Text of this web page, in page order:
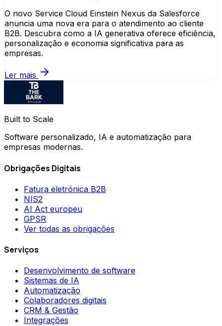
O novo Service Cloud Einstein Nexus da Salesforce
anuncia uma nova era para o atendimento ao cliente
B2B. Descubra como a IA generativa oferece eficiência,
personalização e economia significativa para as
empresas.
Ler mais
Built to Scale
Software personalizado, IA e automatização para
empresas modernas.
Obrigações Digitais
Fatura eletrónica B2B
NIS2
AI Act europeu
GPSR
Ver todas as obrigações
Serviços
Desenvolvimento de software
Sistemas de IA
Automatização
Colaboradores digitais
CRM & Gestão
Integrações